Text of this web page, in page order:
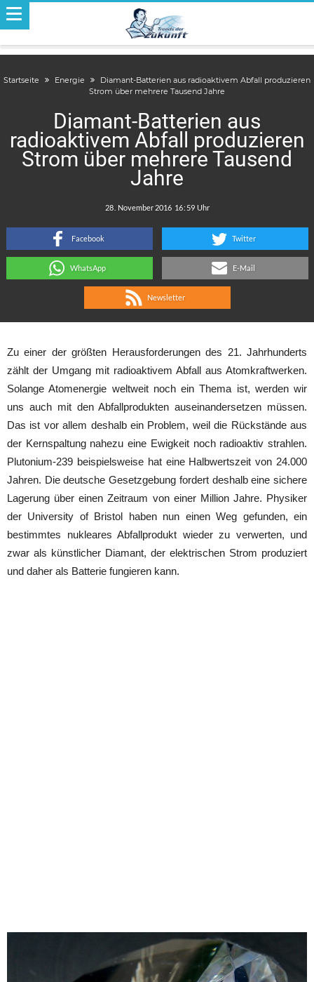
Startseite Energie
Diamant-Batterien aus radioaktivem Abfall produzieren
Strom über mehrere Tausend Jahre
Diamant-Batterien aus
radioaktivem Abfall produzieren
Strom über mehrere Tausend
Jahre
:
Facebook Twitter
WhatsApp E-Mail
Newsletter
Zu einer der größten Herausforderungen des 21. Jahrhunderts
zählt der Umgang mit radioaktivem Abfall aus Atomkraftwerken.
Solange Atomenergie weltweit noch ein Thema ist, werden wir
uns auch mit den Abfallprodukten auseinandersetzen müssen.
Das ist vor allem deshalb ein Problem, weil die Rückstände aus
der Kernspaltung nahezu eine Ewigkeit noch radioaktiv strahlen.
Plutonium-239 beispielsweise hat eine Halbwertszeit von 24.000
Jahren. Die deutsche Gesetzgebung fordert deshalb eine sichere
Lagerung über einen Zeitraum von einer Million Jahre. Physiker
der University of Bristol haben nun einen Weg gefunden, ein
bestimmtes nukleares Abfallprodukt wieder zu verwerten, und
zwar als künstlicher Diamant, der elektrischen Strom produziert
und daher als Batterie fungieren kann.